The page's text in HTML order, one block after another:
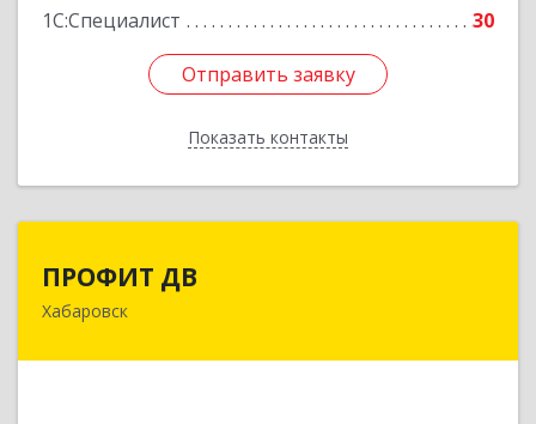
1С:Специалист
30
Отправить заявку
Показать контакты
Отправить заявку
Назад
ПРОФИТ ДВ
Хабаровск680000, Хабаровский край, Хабаровск г,